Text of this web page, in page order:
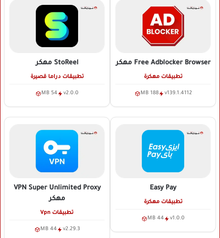
Free Adblocker Browser مهكر
تطبيقات مهكرة
v139.1.4112
188 MB
StoReel مهكر
تطبيقات دراما قصيرة
v2.0.0
54 MB
Easy Pay
تطبيقات مهكرة
v1.0.0
44 MB
VPN Super Unlimited Proxy
مهكر
تطبيقات Vpn
v2.29.3
44 MB